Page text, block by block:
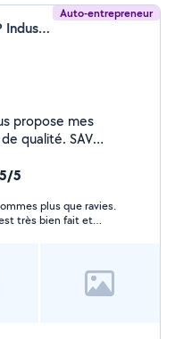
Auto-entrepreneur
Kevin Defontaine (SP Industrie)
5
plus que ravies.
très bien fait et